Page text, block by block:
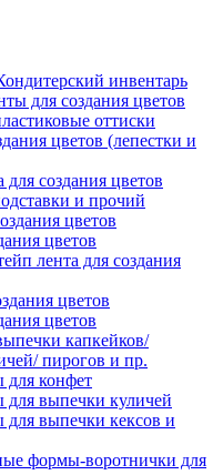
инвентарь
для создания цветов
оттиски
цветов (лепестки и
для создания цветов
и прочий
цветов
цветов
лента для создания
цветов
цветов
капкейков/
пирогов и пр.
конфет
выпечки куличей
выпечки кексов и
формы-воротнички для